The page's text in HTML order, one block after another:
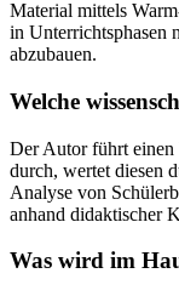
Material mittels
in Unterrichtsphasen
abzubauen.
Welche
Der Autor führt einen
durch, wertet diesen
Analyse von
anhand didaktischer
Was wird im